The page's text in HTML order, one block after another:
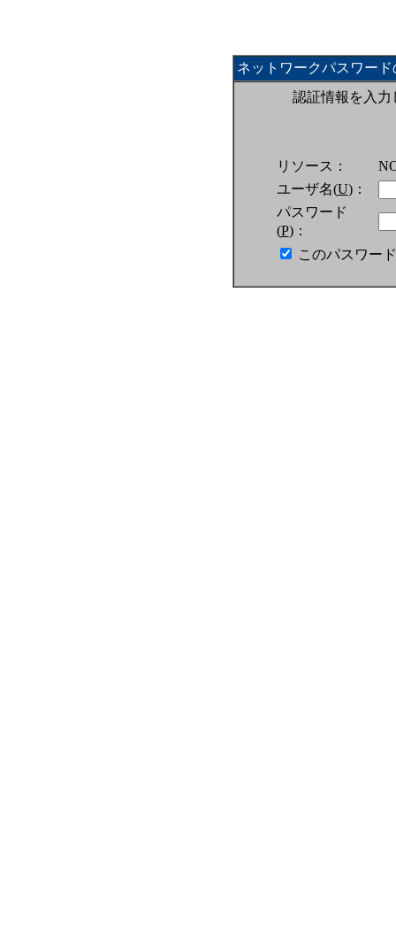
ネットワークパスワード
認証情報を入
リソース：
ユーザ名(U)：
パスワード
(P)：
このパスワー